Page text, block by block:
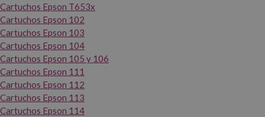
Cartuchos Epson T653x
Cartuchos Epson 102
Cartuchos Epson 103
Cartuchos Epson 104
Cartuchos Epson 105 y 106
Cartuchos Epson 111
Cartuchos Epson 112
Cartuchos Epson 113
Cartuchos Epson 114